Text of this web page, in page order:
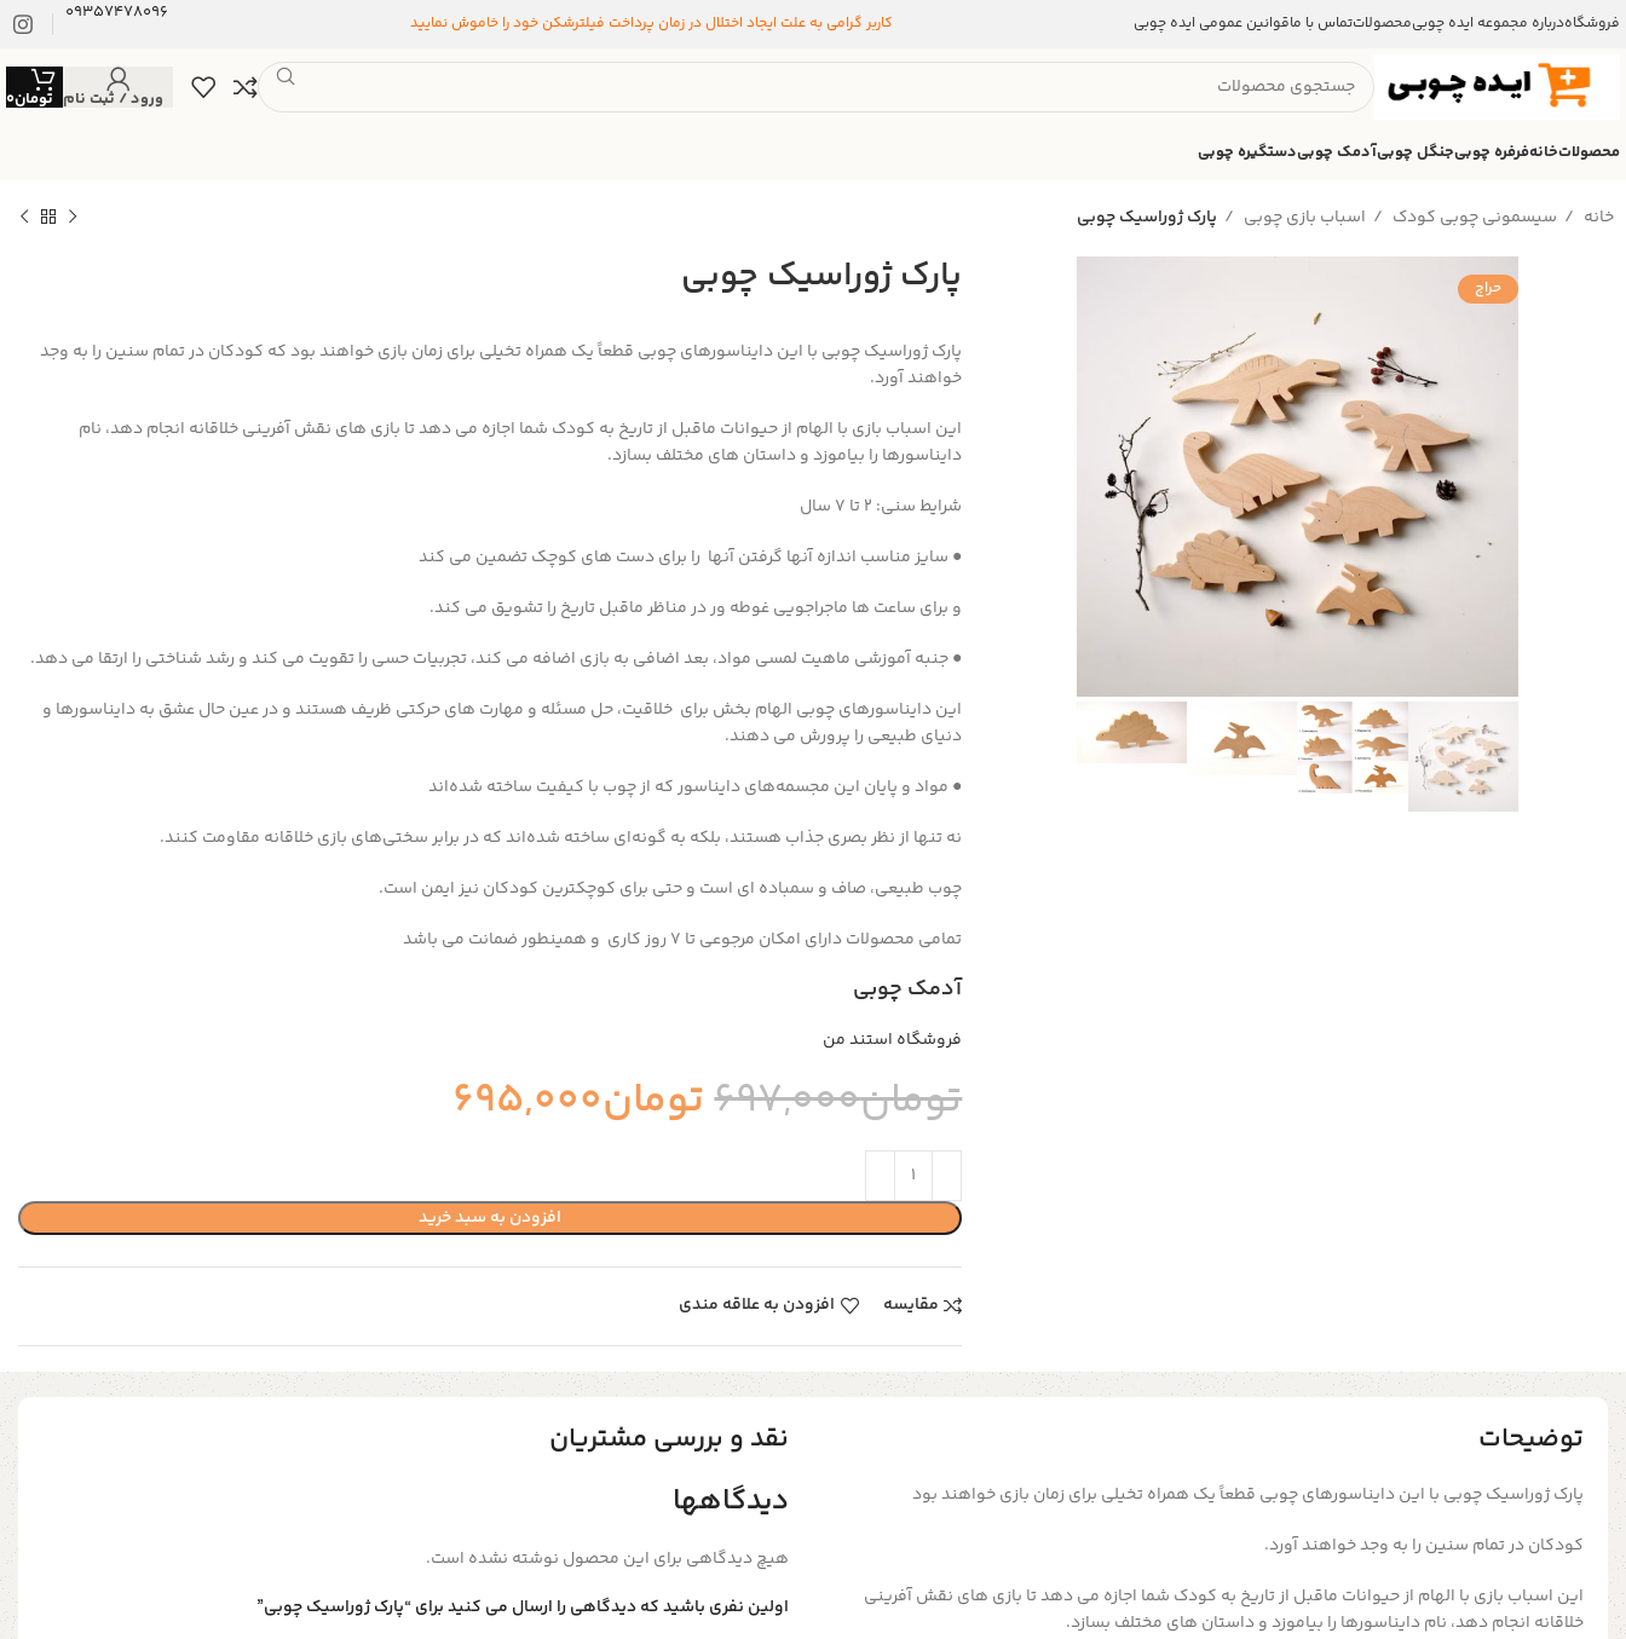
فروشگاهدرباره مجموعه ایده چوبیمحصولاتتماس با ماقوانین عمومی ایده چوبی کاربر گرامی به علت ایجاد اختلال در زمان پرداخت فیلترشکن خود را خاموش نمایید 09357478096
ورود / ثبت نام تومان0
محصولاتخانهفرفره چوبیجنگل چوبیآدمک چوبیدستگیره چوبی
خانه سیسمونی چوبی کودک اسباب بازی چوبی پارک ژوراسیک چوبی
حراج پارک ژوراسیک چوبی
پارک ژوراسیک چوبی با این دایناسورهای چوبی قطعاً یک همراه تخیلی برای زمان بازی خواهند بود که کودکان در تمام سنین را به وجد
خواهند آورد.
این اسباب بازی با الهام از حیوانات ماقبل از تاریخ به کودک شما اجازه می دهد تا بازی های نقش آفرینی خلاقانه انجام دهد، نام
دایناسورها را بیاموزد و داستان های مختلف بسازد.
شرایط سنی: 2 تا 7 سال
● سایز مناسب اندازه آنها گرفتن آنها را برای دست های کوچک تضمین می کند
و برای ساعت ها ماجراجویی غوطه ور در مناظر ماقبل تاریخ را تشویق می کند.
● جنبه آموزشی ماهیت لمسی مواد، بعد اضافی به بازی اضافه می کند، تجربیات حسی را تقویت می کند و رشد شناختی را ارتقا می دهد.
این دایناسورهای چوبی الهام بخش برای خلاقیت، حل مسئله و مهارت های حرکتی ظریف هستند و در عین حال عشق به دایناسورها و
دنیای طبیعی را پرورش می دهند.
● مواد و پایان این مجسمه‌های دایناسور که از چوب با کیفیت ساخته شده‌اند
نه تنها از نظر بصری جذاب هستند، بلکه به گونه‌ای ساخته شده‌اند که در برابر سختی‌های بازی خلاقانه مقاومت کنند.
چوب طبیعی، صاف و سمباده ای است و حتی برای کوچکترین کودکان نیز ایمن است.
تمامی محصولات دارای امکان مرجوعی تا 7 روز کاری و همینطور ضمانت می باشد
آدمک چوبی
فروشگاه استند من
تومان697,000تومان695,000
افزودن به سبد خرید
مقایسه افزودن به علاقه مندی
توضیحات
پارک ژوراسیک چوبی با این دایناسورهای چوبی قطعاً یک همراه تخیلی برای زمان بازی خواهند بود
کودکان در تمام سنین را به وجد خواهند آورد.
این اسباب بازی با الهام از حیوانات ماقبل از تاریخ به کودک شما اجازه می دهد تا بازی های نقش آفرینی
خلاقانه انجام دهد، نام دایناسورها را بیاموزد و داستان های مختلف بسازد.
نقد و بررسی مشتریان
دیدگاهها
هیچ دیدگاهی برای این محصول نوشته نشده است.
اولین نفری باشید که دیدگاهی را ارسال می کنید برای “پارک ژوراسیک چوبی”